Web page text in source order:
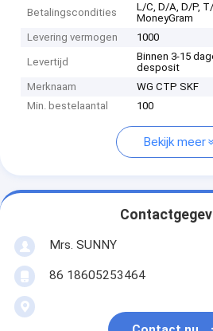
Betalingscondities
L/C, D/A, D/P,
MoneyGram
Levering vermogen
1000
Levertijd
Binnen 3-15
desposit
Merknaam
WG CTP SKF
Min. bestelaantal
100
Bekijk meer
Mrs. SUNNY
86 18605253464